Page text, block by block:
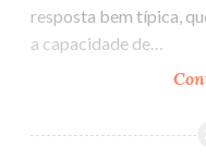
resposta bem típica,
a capacidade de…